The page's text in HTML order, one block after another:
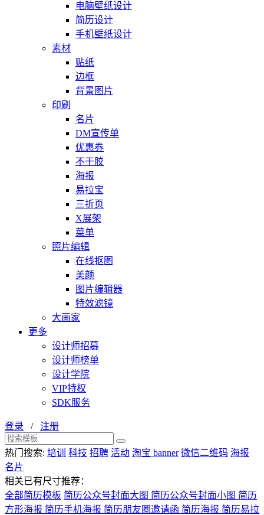
电脑壁纸设计
简历设计
手机壁纸设计
素材
贴纸
边框
背景图片
印刷
名片
DM宣传单
优惠券
不干胶
海报
易拉宝
三折页
X展架
菜单
照片编辑
在线抠图
美颜
图片编辑器
特效滤镜
大画家
更多
设计师招募
设计师榜单
设计学院
VIP特权
SDK服务
登录 / 注册
热门搜索: 培训 科技 招聘 活动 淘宝 banner 微信二维码 海报
名片
相关已有尺寸推荐：
全部简历模板 简历公众号封面大图 简历公众号封面小图 简历
方形海报 简历手机海报 简历朋友圈邀请函 简历海报 简历易拉